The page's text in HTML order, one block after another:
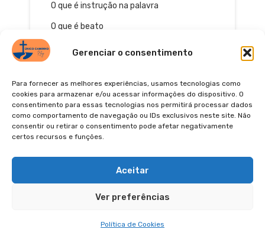
Gerenciar o consentimento
Para fornecer as melhores experiências, usamos tecnologias como
cookies para armazenar e/ou acessar informações do dispositivo. O
consentimento para essas tecnologias nos permitirá processar dados
como comportamento de navegação ou IDs exclusivos neste site. Não
consentir ou retirar o consentimento pode afetar negativamente
certos recursos e funções.
Aceitar
Ver preferências
Política de Cookies
O que é instrução na palavra
O que é beato
Pinterest
YouTube